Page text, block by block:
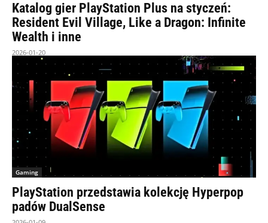
Katalog gier PlayStation Plus na styczeń:
Resident Evil Village, Like a Dragon: Infinite
Wealth i inne
2026-01-20
Gaming
PlayStation przedstawia kolekcję Hyperpop
padów DualSense